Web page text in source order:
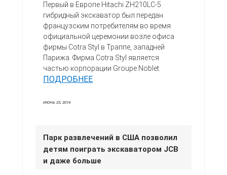
Первый в Европе Hitachi ZH210LC-5
гибридный экскаватор был передан
французским потребителям во время
официальной церемонии возле офиса
фирмы Cotra Styl в Траппе, западней
Парижа. Фирма Cotra Styl является
частью корпорации Groupe Noblet.
ПОДРОБНЕЕ
ИЮНЬ 23, 2014
Парк развлечений в США позволил
детям поиграть экскаватором JCB
и даже больше